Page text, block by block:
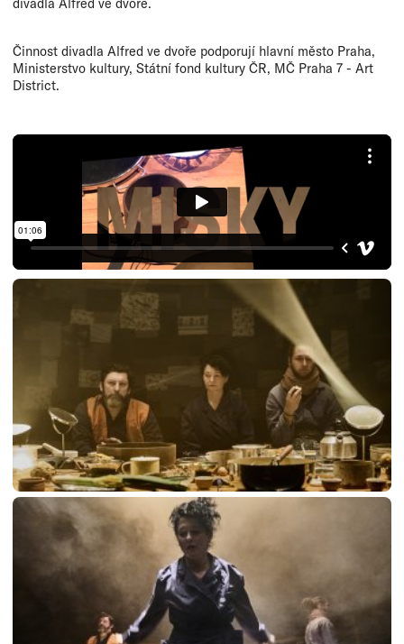
divadla Alfred ve dvoře.
Činnost divadla Alfred ve dvoře podporují hlavní město Praha,
Ministerstvo kultury, Státní fond kultury ČR, MČ Praha 7 - Art
District.